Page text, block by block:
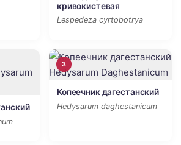
кривокистевая
Lespedeza cyrtobotrya
3
Копеечник дагестанский
Hedysarum daghestanicum